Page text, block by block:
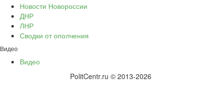
Новости Новороссии
ДНР
ЛНР
Сводки от ополчения
Видео
Видео
PolitCentr.ru © 2013-2026